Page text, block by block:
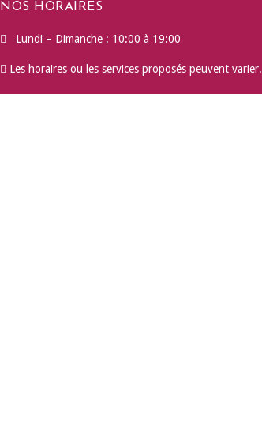
NOS HORAIRES
Lundi – Dimanche : 10:00 à 19:00
Les horaires ou les services proposés peuvent varier.